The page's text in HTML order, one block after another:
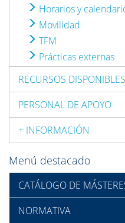
Horarios y
Movilidad
TFM
Prácticas externas
RECURSOS DISPONIBLES
PERSONAL DE APOYO
+ INFORMACIÓN
Menú destacado
CATÁLOGO DE
NORMATIVA